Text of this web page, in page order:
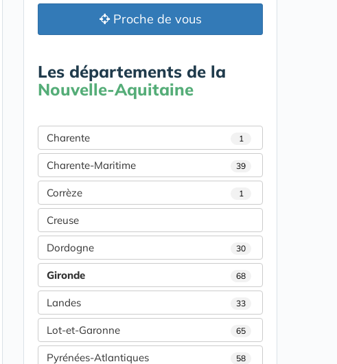
Proche de vous
Les départements de la
Nouvelle-Aquitaine
Charente 1
Charente-Maritime 39
Corrèze 1
Creuse
Dordogne 30
Gironde 68
Landes 33
Lot-et-Garonne 65
Pyrénées-Atlantiques 58